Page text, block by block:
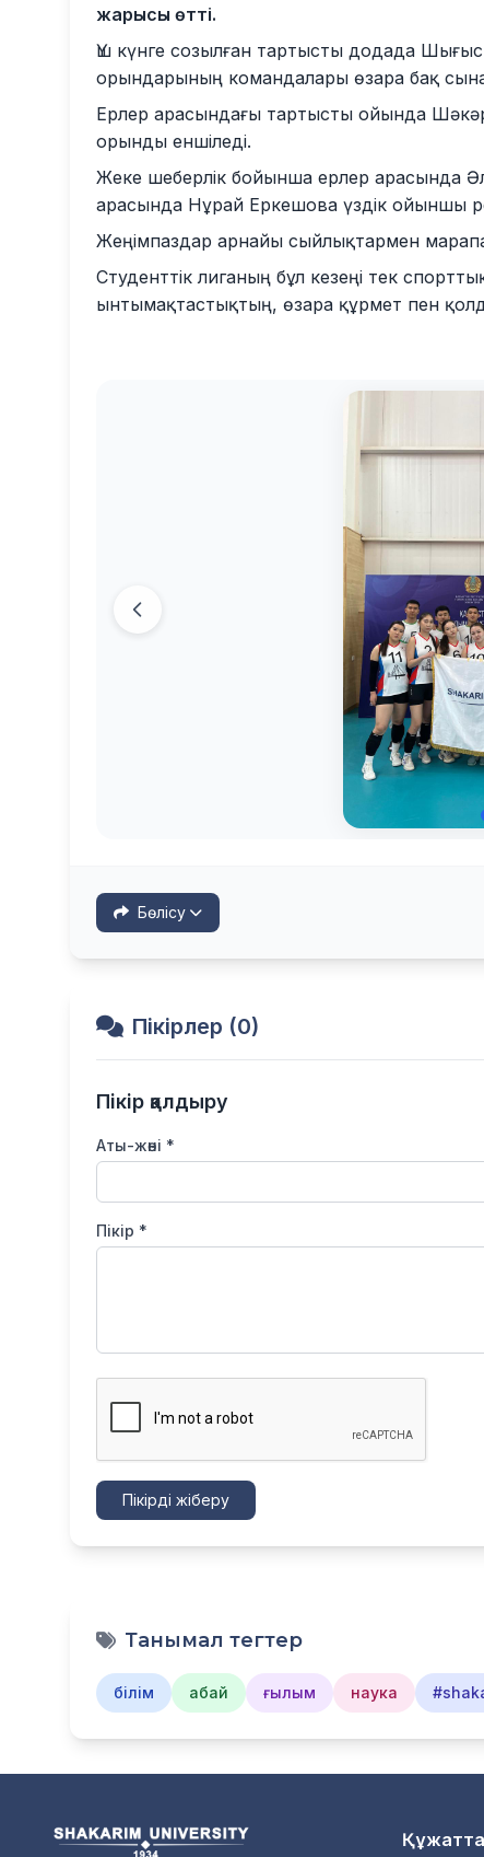
жарысы өтті.
Үш күнге созылған тартысты додада
орындарының командалары өзара бақ
Ерлер арасындағы тартысты ойында
орынды еншіледі.
Жеке шеберлік бойынша ерлер арасында
арасында Нұрай Еркешова үздік ойыншы
Жеңімпаздар арнайы сыйлықтармен
Студенттік лиганың бұл кезеңі тек
ынтымақтастықтың, өзара құрмет пен
Бөлісу
Пікірлер (0)
Пікір қалдыру
Аты-жөні *
Пікір *
Пікірді жіберу
Танымал тегтер
білім абай ғылым наука